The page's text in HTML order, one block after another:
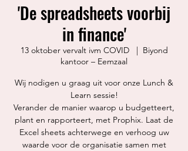
'De spreadsheets voorbij
in finance'
13 oktober vervalt ivm COVID
  |
Biyond
kantoor – Eemzaal
Wij nodigen u graag uit voor onze Lunch &
Learn sessie!
Verander de manier waarop u budgetteert,
plant en rapporteert, met Prophix. Laat de
Excel sheets achterwege en verhoog uw
waarde voor de organisatie samen met